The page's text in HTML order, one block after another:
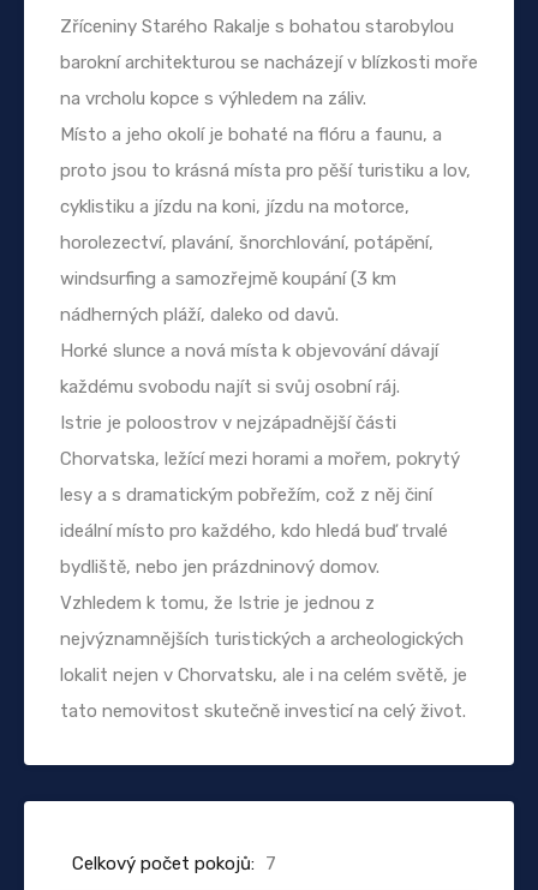
Zříceniny Starého Rakalje s bohatou starobylou
barokní architekturou se nacházejí v blízkosti moře
na vrcholu kopce s výhledem na záliv.
Místo a jeho okolí je bohaté na flóru a faunu, a
proto jsou to krásná místa pro pěší turistiku a lov,
cyklistiku a jízdu na koni, jízdu na motorce,
horolezectví, plavání, šnorchlování, potápění,
windsurfing a samozřejmě koupání (3 km
nádherných pláží, daleko od davů.
Horké slunce a nová místa k objevování dávají
každému svobodu najít si svůj osobní ráj.
Istrie je poloostrov v nejzápadnější části
Chorvatska, ležící mezi horami a mořem, pokrytý
lesy a s dramatickým pobřežím, což z něj činí
ideální místo pro každého, kdo hledá buď trvalé
bydliště, nebo jen prázdninový domov.
Vzhledem k tomu, že Istrie je jednou z
nejvýznamnějších turistických a archeologických
lokalit nejen v Chorvatsku, ale i na celém světě, je
tato nemovitost skutečně investicí na celý život.
Celkový počet pokojů: 7